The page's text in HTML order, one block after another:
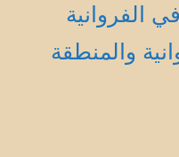
الفروانية
والمنطقة